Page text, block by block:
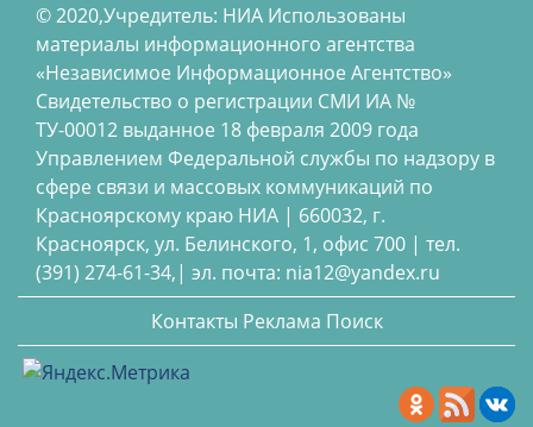
© 2020,Учредитель: НИА Использованы
материалы информационного агентства
«Независимое Информационное Агентство»
Свидетельство о регистрации СМИ ИА №
ТУ-00012 выданное 18 февраля 2009 года
Управлением Федеральной службы по надзору в
сфере связи и массовых коммуникаций по
Красноярскому краю НИА | 660032, г.
Красноярск, ул. Белинского, 1, офис 700 | тел.
(391) 274-61-34,| эл. почта: nia12@yandex.ru
Контакты Реклама Поиск